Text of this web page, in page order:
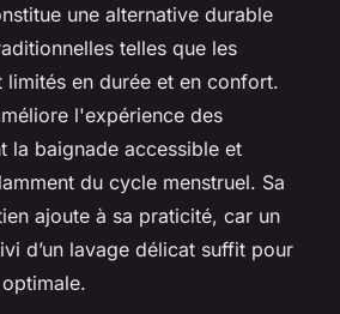
une alternative durable
telles que les
limités en durée et en confort.
l'expérience des
la baignade accessible et
du cycle menstruel. Sa
ajoute à sa praticité, car un
d’un lavage délicat suffit pour